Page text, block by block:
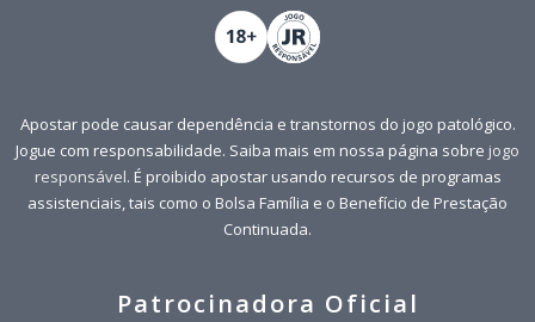
Apostar pode causar dependência e transtornos do jogo patológico.
Jogue com responsabilidade. Saiba mais em nossa página sobre jogo
responsável. É proibido apostar usando recursos de programas
assistenciais, tais como o Bolsa Família e o Benefício de Prestação
Continuada.
Patrocinadora Oficial